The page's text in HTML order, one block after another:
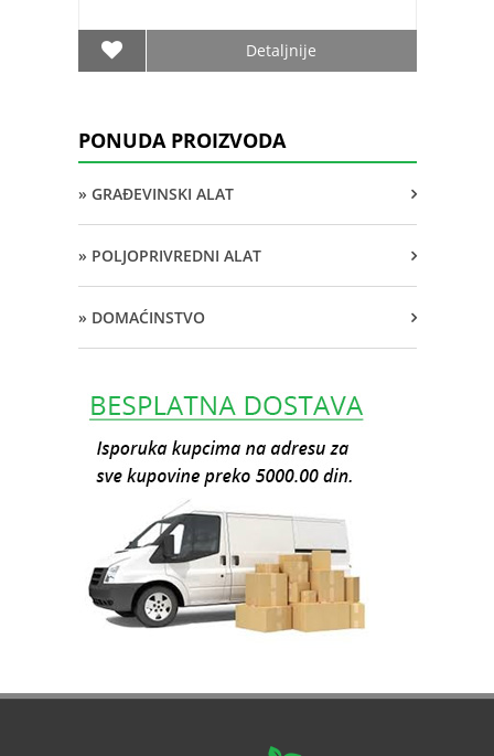
Detaljnije
PONUDA PROIZVODA
» GRAĐEVINSKI ALAT
» POLJOPRIVREDNI ALAT
» DOMAĆINSTVO